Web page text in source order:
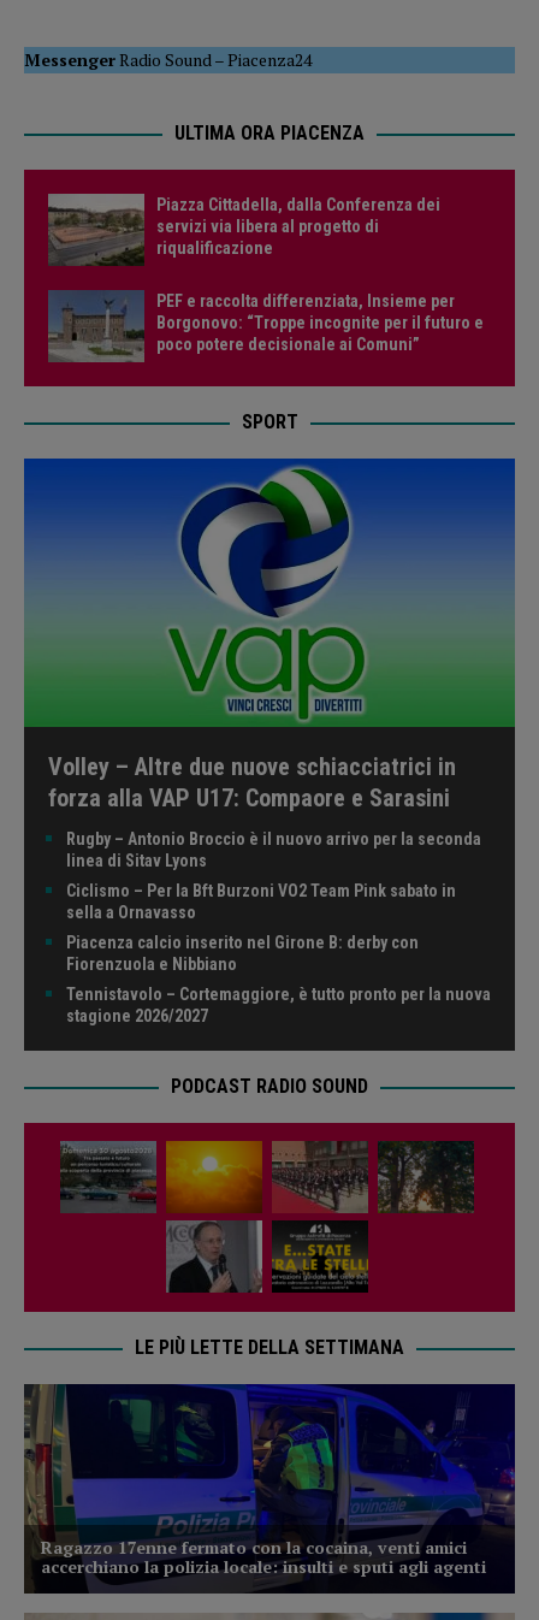
MessengerRadio Sound –Piacenza24
ULTIMA ORA PIACENZA
Piazza Cittadella, dalla Conferenza dei
servizi via libera al progetto di
riqualificazione
PEF e raccolta differenziata, Insieme per
Borgonovo: “Troppe incognite per il futuro e
poco potere decisionale ai Comuni”
SPORT
Volley – Altre due nuove schiacciatrici in
forza alla VAP U17: Compaore e Sarasini
Rugby – Antonio Broccio è il nuovo arrivo per la seconda
linea di Sitav Lyons
Ciclismo – Per la Bft Burzoni VO2 Team Pink sabato in
sella a Ornavasso
Piacenza calcio inserito nel Girone B: derby con
Fiorenzuola e Nibbiano
Tennistavolo – Cortemaggiore, è tutto pronto per la nuova
stagione 2026/2027
PODCAST RADIO SOUND
LE PIÙ LETTE DELLA SETTIMANA